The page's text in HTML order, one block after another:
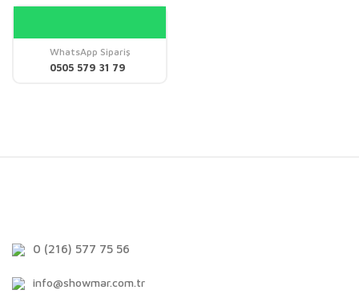
WhatsApp Sipariş
0505 579 31 79
0 (216) 577 75 56
info@showmar.com.tr